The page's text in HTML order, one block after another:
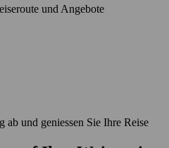
und Angebote
ab und geniessen Sie Ihre Reise